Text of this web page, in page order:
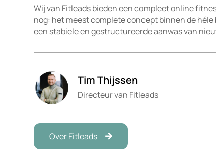
Wij van Fitleads bieden een compleet online
nog: het meest complete concept binnen de
een stabiele en gestructureerde aanwas van
Tim Thijssen
Directeur van Fitleads
Over Fitleads